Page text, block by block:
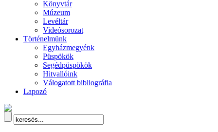
Könyvtár
Múzeum
Levéltár
Videósorozat
Történelmünk
Egyházmegyénk
Püspökök
Segédpüspökök
Hitvallóink
Válogatott bibliográfia
Lapozó